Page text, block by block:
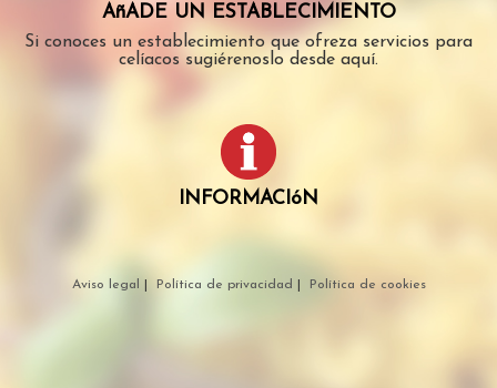
AñADE UN ESTABLECIMIENTO
Si conoces un establecimiento que ofreza servicios para
celíacos sugiérenoslo desde aquí.
INFORMACIóN
Aviso legal Política de privacidad Política de cookies